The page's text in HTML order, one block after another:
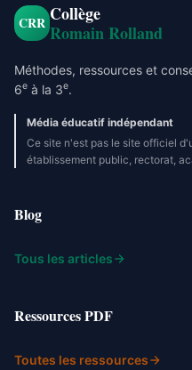
CRR Collège
Romain Rolland
Méthodes, ressources et
6e à la 3e.
Média éducatif indépendant
Ce site n'est pas le site officiel
établissement public, rectorat,
Blog
Tous les articles
Ressources PDF
Toutes les ressources